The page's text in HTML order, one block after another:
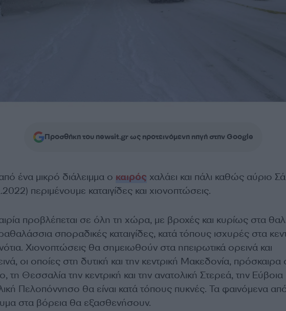
Προσθήκη του newsit.gr ως προτεινόμενη πηγή στην Google
ένα μικρό διάλειμμα ο καιρός χαλάει και πάλι καθώς αύριο
περιμένουμε καταιγίδες και χιονοπτώσεις.
προβλέπεται σε όλη τη χώρα, με βροχές και κυρίως στα
σποραδικές καταιγίδες, κατά τόπους ισχυρές στα
νότια. Χιονοπτώσεις θα σημειωθούν στα ηπειρωτικά ορεινά και
οι οποίες στη δυτική και την κεντρική Μακεδονία, πρόσκαιρα
τη Θεσσαλία την κεντρική και την ανατολική Στερεά, την Εύβοια
Πελοπόννησο θα είναι κατά τόπους πυκνές. Τα φαινόμενα
στα βόρεια θα εξασθενήσουν.